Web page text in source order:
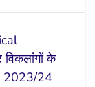
के
2023/24